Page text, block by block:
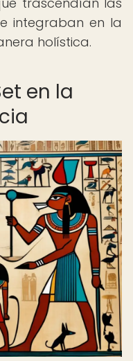
integraban en la
holística.
en la